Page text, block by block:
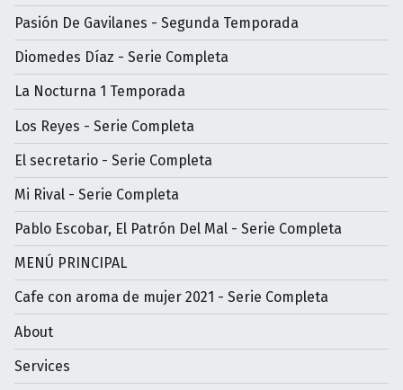
Pasión De Gavilanes - Segunda Temporada
Diomedes Díaz - Serie Completa
La Nocturna 1 Temporada
Los Reyes - Serie Completa
El secretario - Serie Completa
Mi Rival - Serie Completa
Pablo Escobar, El Patrón Del Mal - Serie Completa
MENÚ PRINCIPAL
Cafe con aroma de mujer 2021 - Serie Completa
About
Services